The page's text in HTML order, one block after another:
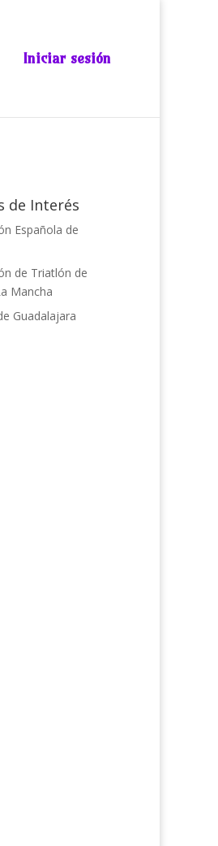
Iniciar sesión
de Interés
Española de
de Triatlón de
Mancha
Guadalajara